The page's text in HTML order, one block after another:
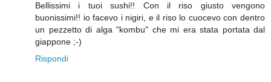
Bellissimi i tuoi sushi!! Con il riso giusto vengono
buonissimi!! io facevo i nigiri, e il riso lo cuocevo con dentro
un pezzetto di alga "kombu" che mi era stata portata dal
giappone ;-)
Rispondi